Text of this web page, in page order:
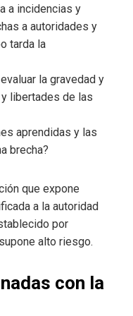
a incidencias y
a autoridades y
tarda la
la gravedad y
libertades de las
aprendidas y las
brecha?
que expone
a la autoridad
por
alto riesgo.
con la